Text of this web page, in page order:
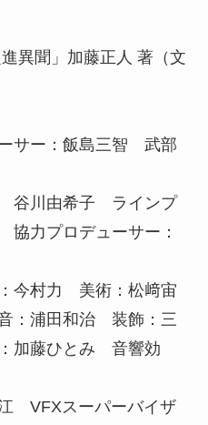
異聞」加藤正人 著（文
サー：飯島三智 武部
谷川由希子 ラインプ
力プロデューサー：
今村力 美術：松﨑宙
：浦田和治 装飾：三
加藤ひとみ 音響効
VFXスーパーバイザ